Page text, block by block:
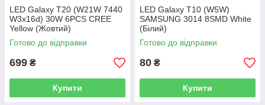
LED Galaxy T20 (W21W 7440
W3x16d) 30W 6PCS CREE
Yellow (Жовтий)
Готово до відправки
699 ₴
Купити
LED Galaxy T10 (W5W)
SAMSUNG 3014 8SMD White
(Білий)
Готово до відправки
80 ₴
Купити